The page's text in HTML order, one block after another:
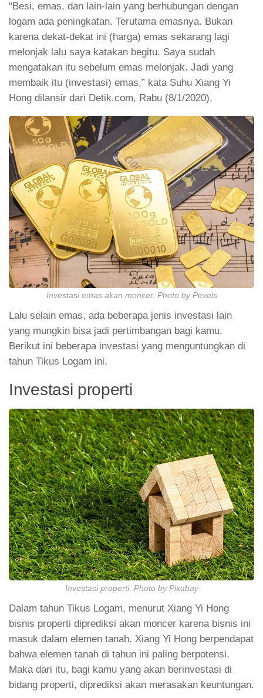
“Besi, emas, dan lain-lain yang berhubungan dengan
logam ada peningkatan. Terutama emasnya. Bukan
karena dekat-dekat ini (harga) emas sekarang lagi
melonjak lalu saya katakan begitu. Saya sudah
mengatakan itu sebelum emas melonjak. Jadi yang
membaik itu (investasi) emas,” kata Suhu Xiang Yi
Hong dilansir dari Detik.com, Rabu (8/1/2020).
Investasi emas akan moncer. Photo by Pexels
Lalu selain emas, ada beberapa jenis investasi lain
yang mungkin bisa jadi pertimbangan bagi kamu.
Berikut ini beberapa investasi yang menguntungkan di
tahun Tikus Logam ini.
Investasi properti
Investasi properti. Photo by Pixabay
Dalam tahun Tikus Logam, menurut Xiang Yi Hong
bisnis properti diprediksi akan moncer karena bisnis ini
masuk dalam elemen tanah. Xiang Yi Hong berpendapat
bahwa elemen tanah di tahun ini paling berpotensi.
Maka dari itu, bagi kamu yang akan berinvestasi di
bidang properti, diprediksi akan merasakan keuntungan.